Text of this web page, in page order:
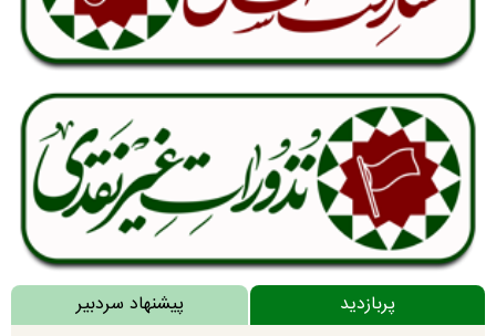
پربازدید پیشنهاد سردبیر